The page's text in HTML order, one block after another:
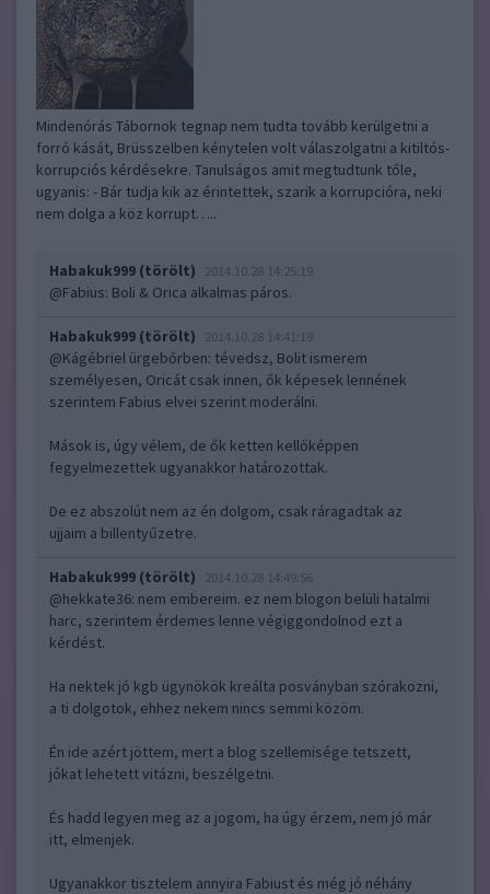
Mindenórás Tábornok tegnap nem tudta tovább kerülgetni a
forró kását, Brüsszelben kénytelen volt válaszolgatni a kitiltós-
korrupciós kérdésekre. Tanulságos amit megtudtunk tőle,
ugyanis: - Bár tudja kik az érintettek, szarik a korrupcióra, neki
nem dolga a köz korrupt…..
Habakuk999 (törölt) 2014.10.28 14:25:19
@Fabius: Boli & Orica alkalmas páros.
Habakuk999 (törölt) 2014.10.28 14:41:19
@Kágébriel ürgebőrben: tévedsz, Bolit ismerem
személyesen, Oricát csak innen, ők képesek lennének
szerintem Fabius elvei szerint moderálni.
Mások is, úgy vélem, de ők ketten kellőképpen
fegyelmezettek ugyanakkor határozottak.
De ez abszolút nem az én dolgom, csak ráragadtak az
ujjaim a billentyűzetre.
Habakuk999 (törölt) 2014.10.28 14:49:56
@hekkate36: nem embereim. ez nem blogon belüli hatalmi
harc, szerintem érdemes lenne végiggondolnod ezt a
kérdést.
Ha nektek jó kgb ügynökök kreálta posványban szórakozni,
a ti dolgotok, ehhez nekem nincs semmi közöm.
Én ide azért jöttem, mert a blog szellemisége tetszett,
jókat lehetett vitázni, beszélgetni.
És hadd legyen meg az a jogom, ha úgy érzem, nem jó már
itt, elmenjek.
Ugyanakkor tisztelem annyira Fabiust és még jó néhány